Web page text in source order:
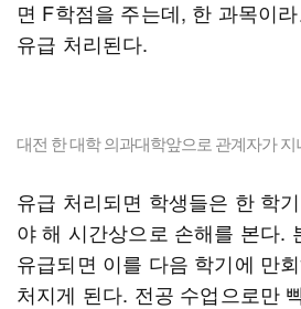
면 F학점을 주는데, 한 과목이
유급 처리된다.
대전 한 대학 의과대학앞으로 관계자가 지
유급 처리되면 학생들은 한 학
야 해 시간상으로 손해를 본다.
유급되면 이를 다음 학기에 만
처지게 된다. 전공 수업으로만